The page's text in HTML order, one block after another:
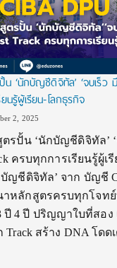
น ‘นักบัญชีดิจิทัล’ ‘จบเร็ว
นรู้ผู้เรียน-โลกธุรกิจ
2, 2025
ตรปั้น ‘นักบัญชีดิจิทัล’
ครบทุกการเรียนรู้ผู้เ
ญชีดิจิทัล’ จาก บัญชี
หลักสูตรครบทุกโจทย์
ปี 4 ปี ปริญญาใบที่สอง
Track สร้าง DNA โดด